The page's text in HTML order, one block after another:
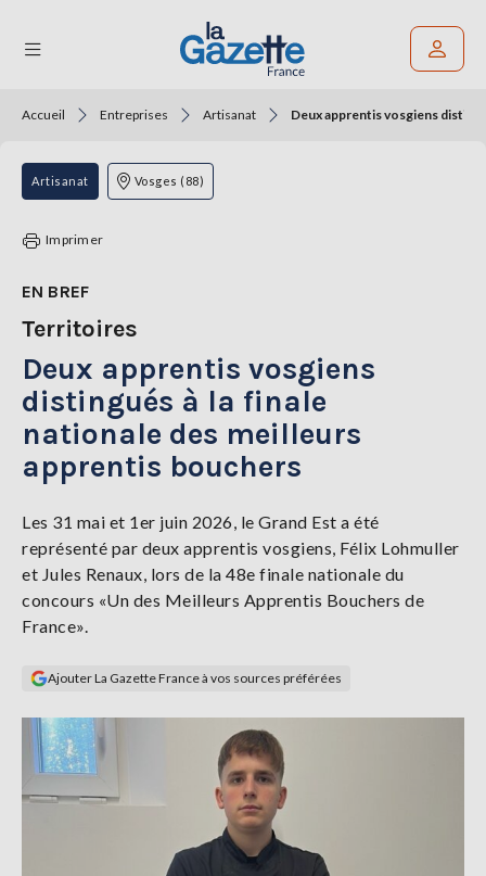
THÉMATIQUES
RÉGIONS
TENDANCES
SERVICES
LA
GAZETTE
connecter
S'abonner
Accueil Entreprises Artisanat Deux apprentis vosgiens
Artisanat Vosges (88)
Imprimer
EN BREF
Territoires
Deux apprentis vosgiens
distingués à la finale
nationale des meilleurs
apprentis bouchers
Les 31 mai et 1er juin 2026, le Grand Est a été
représenté par deux apprentis vosgiens, Félix Lohmuller
et Jules Renaux, lors de la 48e finale nationale du
concours «Un des Meilleurs Apprentis Bouchers de
France».
Ajouter La Gazette France à vos sources préférées